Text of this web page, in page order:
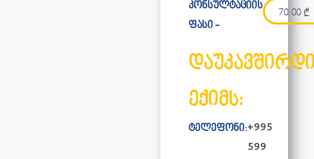
კონსულტაციის
ფასი -
70.00 ₾
ექიმს:
ტელეფონი:+995
599